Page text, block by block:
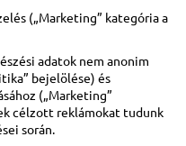
(„Marketing” kategória a
adatok nem anonim
bejelölése) és
(„Marketing”
célzott reklámokat tudunk
során.